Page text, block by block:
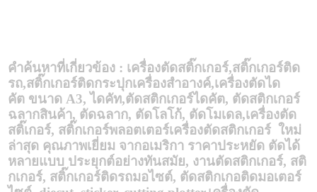
คำค้นหาที่เกี่ยวข้อง : เครื่องตัดสติ๊กเกอร์,สติ๊กเกอร์ติด
รถ,สติ๊กเกอร์ติดกระปุกเครื่องสำอางค์,เครื่องตัดได
คัต ขนาด A3,ไดคัท,ตัดสติกเกอร์ไดคัต, ตัดสติกเกอร์
ฉลากสินค้า, ตัดฉลาก, ตัดโลโก้, ตัดโมเดล,เครื่องตัด
สติ๊เกอร์, สติ๊กเกอร์พลอตเตอร์เครื่องตัดสติกเกอร์ ใหม่
ล่าสุด คุณภาพเยี่ยม จากอเมริกา ราคาประหยัด ตัดได้
หลายแบบ ประยุกต์อย่างทันสมัย, งานตัดสติกเกอร์, สติ
กเกอร์, สติ๊กเกอร์ติดรถมอไซต์, ตัดสติกเกอติดมอเตอร์